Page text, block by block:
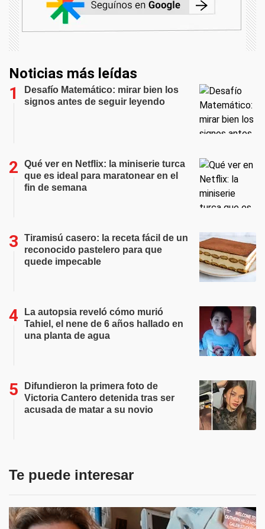
Noticias más leídas
Desafío Matemático: mirar bien los
signos antes de seguir leyendo
Qué ver en Netflix: la miniserie turca
que es ideal para maratonear en el
fin de semana
Tiramisú casero: la receta fácil de un
reconocido pastelero para que
quede impecable
La autopsia reveló cómo murió
Tahiel, el nene de 6 años hallado en
una planta de agua
Difundieron la primera foto de
Victoria Cantero detenida tras ser
acusada de matar a su novio
Te puede interesar